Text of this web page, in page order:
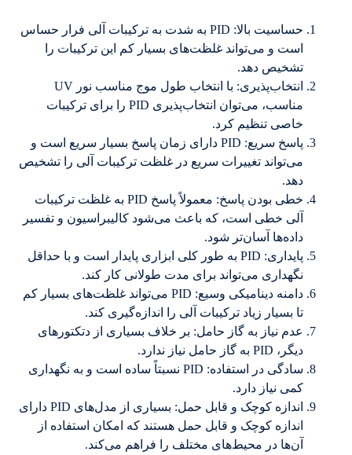
حساسیت بالا: PID به شدت به ترکیبات آلی فرار حساس
است و می‌تواند غلظت‌های بسیار کم این ترکیبات را
تشخیص دهد.
انتخاب‌پذیری: با انتخاب طول موج مناسب نور UV
مناسب، می‌توان انتخاب‌پذیری PID را برای ترکیبات
خاصی تنظیم کرد.
پاسخ سریع: PID دارای زمان پاسخ بسیار سریع است و
می‌تواند تغییرات سریع در غلظت ترکیبات آلی را تشخیص
دهد.
خطی بودن پاسخ: معمولاً پاسخ PID به غلظت ترکیبات
آلی خطی است، که باعث می‌شود کالیبراسیون و تفسیر
داده‌ها آسان‌تر شود.
پایداری: PID به طور کلی ابزاری پایدار است و با حداقل
نگهداری می‌تواند برای مدت طولانی کار کند.
دامنه دینامیکی وسیع: PID می‌تواند غلظت‌های بسیار کم
تا بسیار زیاد ترکیبات آلی را اندازه‌گیری کند.
عدم نیاز به گاز حامل: بر خلاف بسیاری از دتکتورهای
دیگر، PID به گاز حامل نیاز ندارد.
سادگی در استفاده: PID نسبتاً ساده است و به نگهداری
کمی نیاز دارد.
اندازه کوچک و قابل حمل: بسیاری از مدل‌های PID دارای
اندازه کوچک و قابل حمل هستند که امکان استفاده از
آن‌ها در محیط‌های مختلف را فراهم می‌کند.